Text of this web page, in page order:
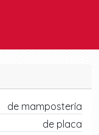
de mampostería
de placa